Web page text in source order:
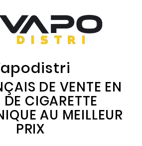
DE VENTE EN
DE CIGARETTE
AU MEILLEUR
PRIX